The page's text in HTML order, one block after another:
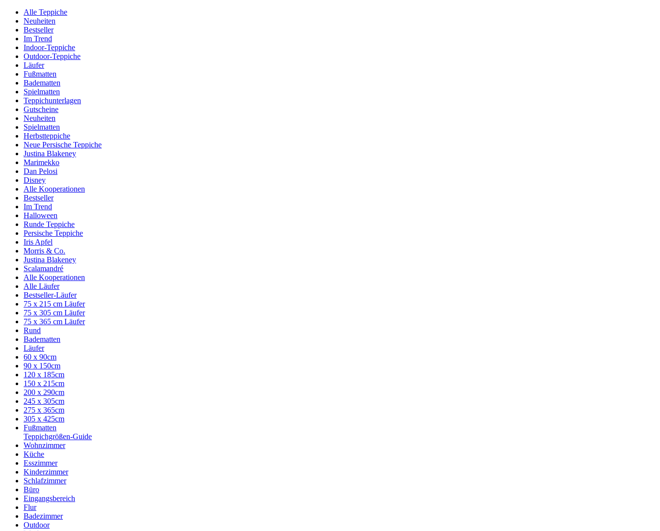
Alle Teppiche
Neuheiten
Bestseller
Im Trend
Indoor-Teppiche
Outdoor-Teppiche
Läufer
Fußmatten
Badematten
Spielmatten
Teppichunterlagen
Gutscheine
Neuheiten
Spielmatten
Herbstteppiche
Neue Persische Teppiche
Justina Blakeney
Marimekko
Dan Pelosi
Disney
Alle Kooperationen
Bestseller
Im Trend
Halloween
Runde Teppiche
Persische Teppiche
Iris Apfel
Morris & Co.
Justina Blakeney
Scalamandré
Alle Kooperationen
Alle Läufer
Bestseller-Läufer
75 x 215 cm Läufer
75 x 305 cm Läufer
75 x 365 cm Läufer
Rund
Badematten
Läufer
60 x 90cm
90 x 150cm
120 x 185cm
150 x 215cm
200 x 290cm
245 x 305cm
275 x 365cm
305 x 425cm
Fußmatten
Teppichgrößen-Guide
Wohnzimmer
Küche
Esszimmer
Kinderzimmer
Schlafzimmer
Büro
Eingangsbereich
Flur
Badezimmer
Outdoor